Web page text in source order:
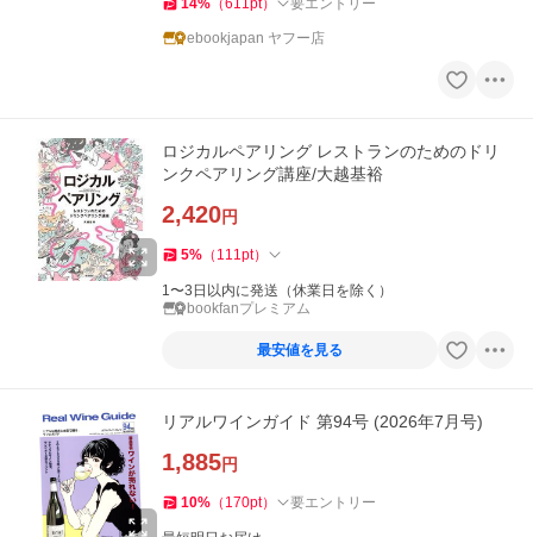
14% （611pt） 要エントリー
ebookjapan ヤフー店
ロジカルペアリング レストランのためのドリ
ンクペアリング講座/大越基裕
2,420円
5% （ 111pt）
1〜3日以内に発送（休業日を除く）
bookfanプレミアム
最安値を見る
リアルワインガイド 第94号 (2026年7月号)
1,885円
10% （ 170pt） 要エントリー